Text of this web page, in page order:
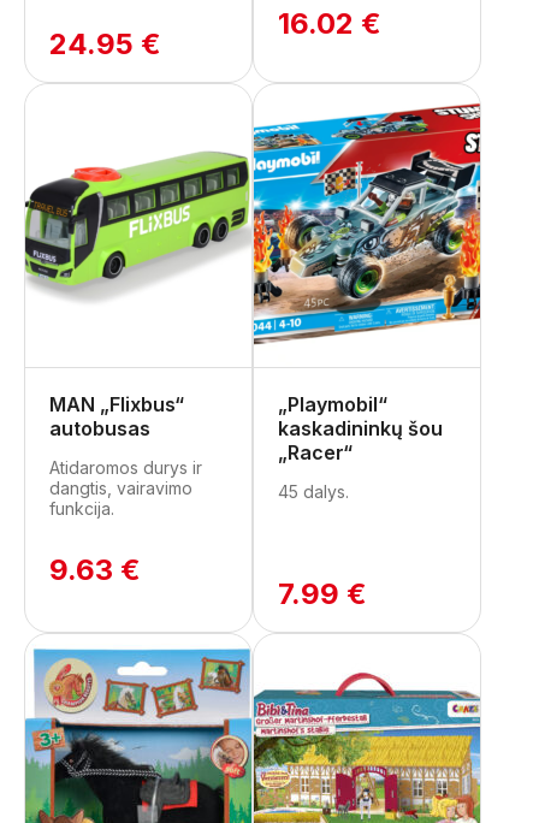
24.95 €
16.02 €
MAN „Flixbus“
autobusas
Atidaromos durys ir
dangtis, vairavimo
funkcija.
9.63 €
„Playmobil“
kaskadininkų šou
„Racer“
45 dalys.
7.99 €